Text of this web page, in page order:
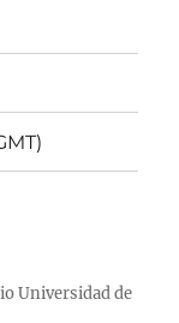
Universidad de